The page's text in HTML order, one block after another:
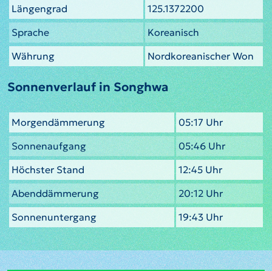
Längengrad
125.1372200
Sprache
Koreanisch
Währung
Nordkoreanischer Won
Sonnenverlauf in Songhwa
Morgendämmerung
05:17 Uhr
Sonnenaufgang
05:46 Uhr
Höchster Stand
12:45 Uhr
Abenddämmerung
20:12 Uhr
Sonnenuntergang
19:43 Uhr